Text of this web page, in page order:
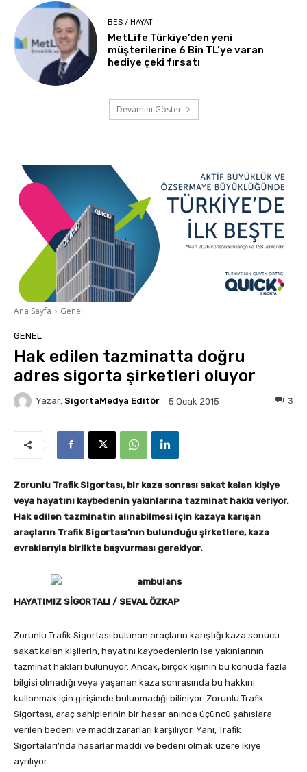
BES / HAYAT
MetLife Türkiye’den yeni
müşterilerine 6 Bin TL’ye varan
hediye çeki fırsatı
Devamını Göster